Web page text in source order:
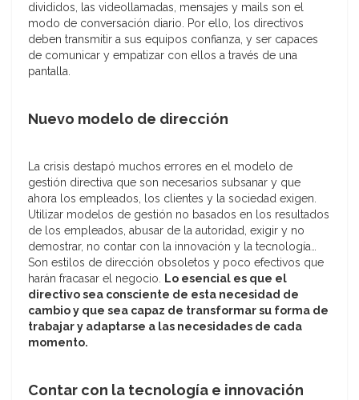
divididos, las videollamadas, mensajes y mails son el
modo de conversación diario. Por ello, los directivos
deben transmitir a sus equipos confianza, y ser capaces
de comunicar y empatizar con ellos a través de una
pantalla.
Nuevo modelo de dirección
La crisis destapó muchos errores en el modelo de
gestión directiva que son necesarios subsanar y que
ahora los empleados, los clientes y la sociedad exigen.
Utilizar modelos de gestión no basados en los resultados
de los empleados, abusar de la autoridad, exigir y no
demostrar, no contar con la innovación y la tecnología…
Son estilos de dirección obsoletos y poco efectivos que
harán fracasar el negocio. Lo esencial es que el
directivo sea consciente de esta necesidad de
cambio y que sea capaz de transformar su forma de
trabajar y adaptarse a las necesidades de cada
momento.
Contar con la tecnología e innovación